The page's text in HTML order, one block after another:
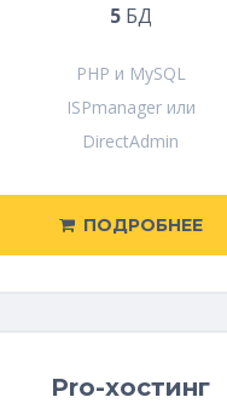
5БД
PHP и MySQL
ISPmanager или
DirectAdmin
ПОДРОБНЕЕ
Pro-хостинг